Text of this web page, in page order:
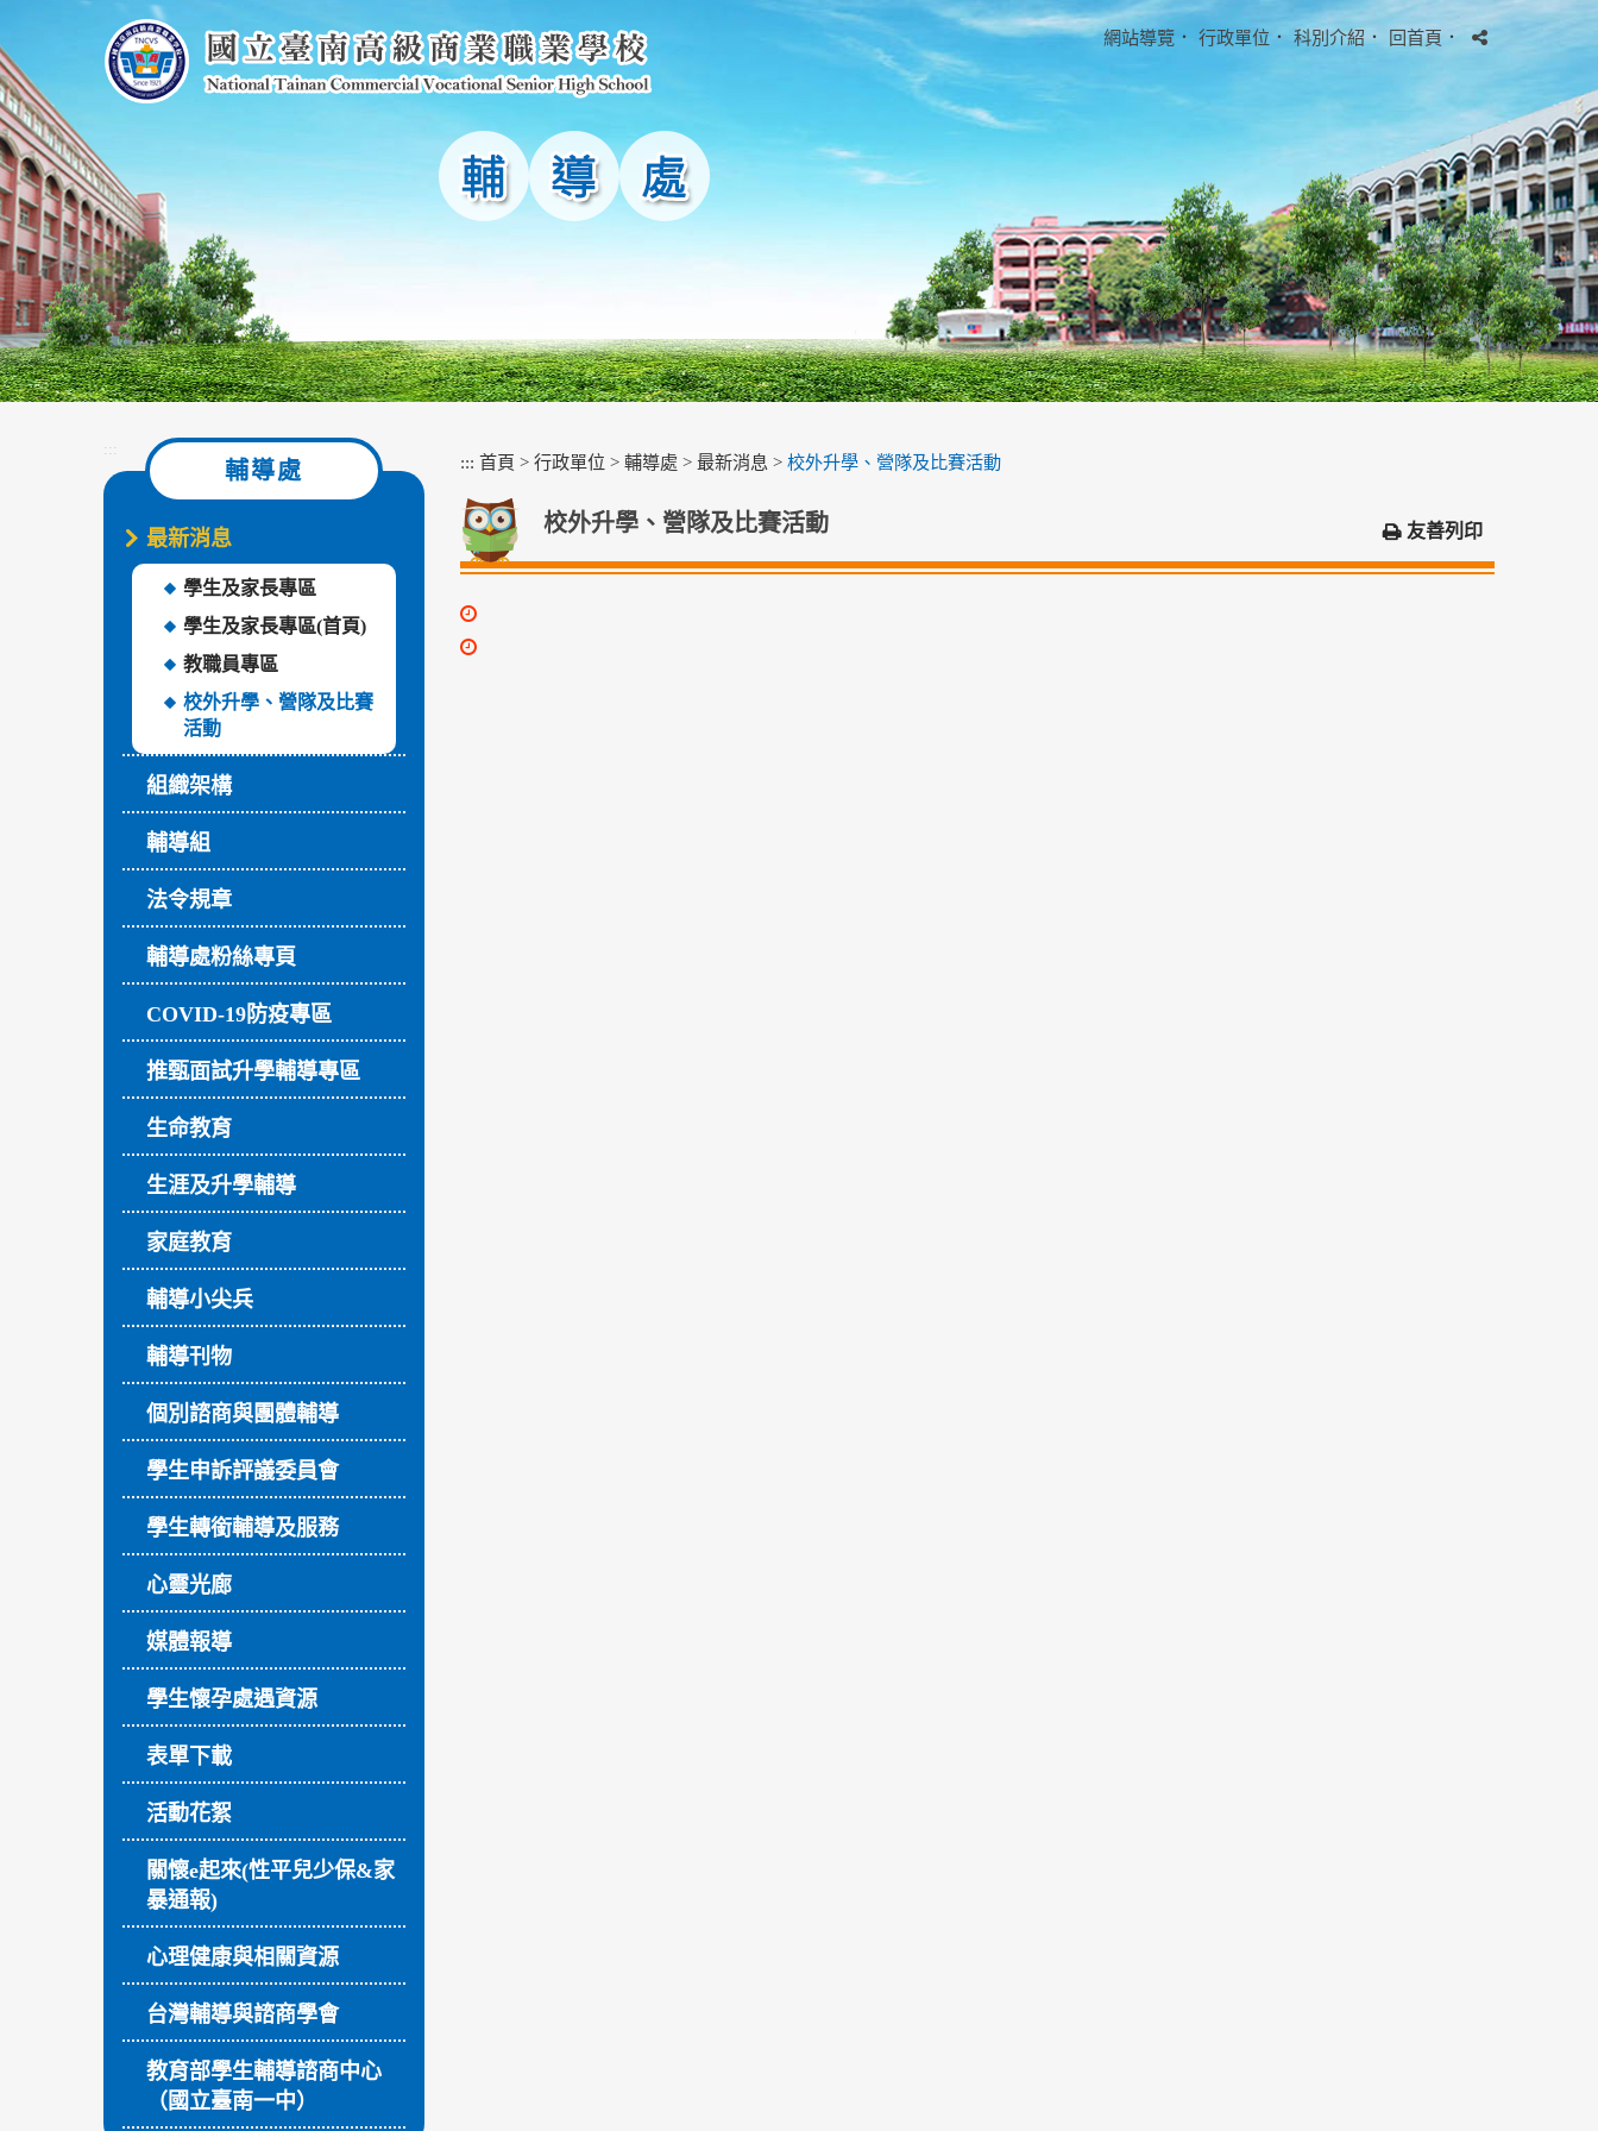
主
要
內
容
區
塊
網站導覽 ． 行政單位 ． 科別介紹． 回首頁．
:::
輔導處
最新消息
學生及家長專區
學生及家長專區(首頁)
教職員專區
校外升學、營隊及比賽
活動
組織架構
輔導組
法令規章
輔導處粉絲專頁
COVID-19防疫專區
推甄面試升學輔導專區
生命教育
生涯及升學輔導
家庭教育
輔導小尖兵
輔導刊物
個別諮商與團體輔導
學生申訴評議委員會
學生轉銜輔導及服務
心靈光廊
媒體報導
學生懷孕處遇資源
表單下載
活動花絮
關懷e起來(性平兒少保&家
暴通報)
心理健康與相關資源
台灣輔導與諮商學會
教育部學生輔導諮商中心
（國立臺南一中）
::: 首頁 > 行政單位 > 輔導處 > 最新消息 > 校外升學、營隊及比賽活動
校外升學、營隊及比賽活動 友善列印